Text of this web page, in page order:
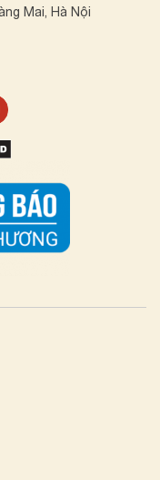
Mai, Hà Nội